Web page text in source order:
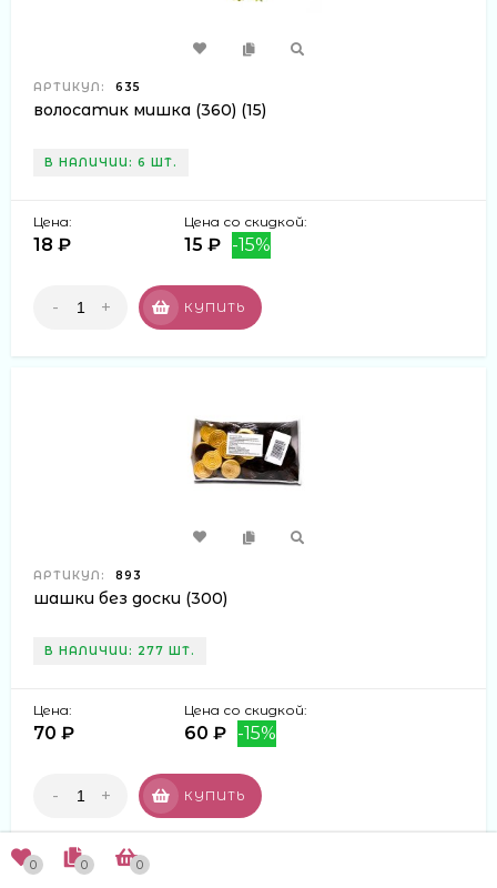
АРТИКУЛ: 635
волосатик мишка (360) (15)
В НАЛИЧИИ: 6 ШТ.
Цена:
18 ₽
Цена со скидкой:
15 ₽ -15%
- + КУПИТЬ
АРТИКУЛ: 893
шашки без доски (300)
В НАЛИЧИИ: 277 ШТ.
Цена:
70 ₽
Цена со скидкой:
60 ₽ -15%
- + КУПИТЬ
0 0 0